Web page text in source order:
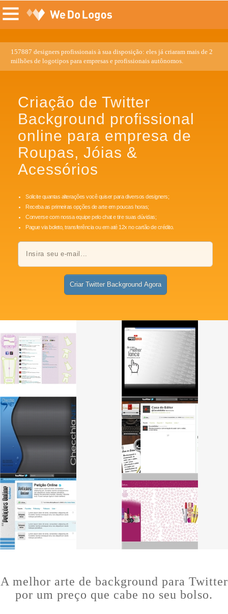
157887 designers profissionais à sua disposição: eles já criaram mais de 2
milhões de logotipos para empresas e profissionais autônomos.
Criação de Twitter
Background profissional
online para empresa de
Roupas, Jóias &
Acessórios
Solicite quantas alterações você quiser para diversos designers;
Receba as primeiras opções de arte em poucas horas;
Converse com nossa equipe pelo chat e tire suas dúvidas;
Pague via boleto, transferência ou em até 12x no cartão de crédito.
Criar Twitter Background Agora
A melhor arte de background para Twitter
por um preço que cabe no seu bolso.
Concurso
você.